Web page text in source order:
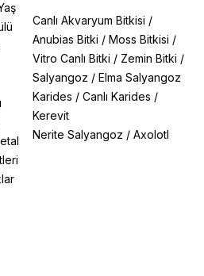
Canlı Akvaryum Bitkisi /
Anubias Bitki / Moss Bitkisi /
Vitro Canlı Bitki / Zemin Bitki /
Salyangoz / Elma Salyangoz
Karides / Canlı Karides /
Kerevit
Nerite Salyangoz / Axolotl